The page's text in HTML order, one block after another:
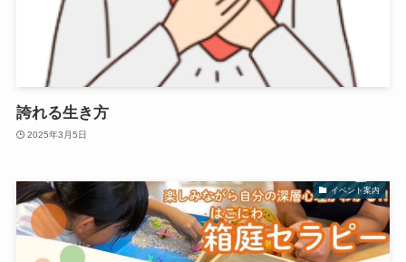
誇れる生き方
2025年3月5日
イベント案内